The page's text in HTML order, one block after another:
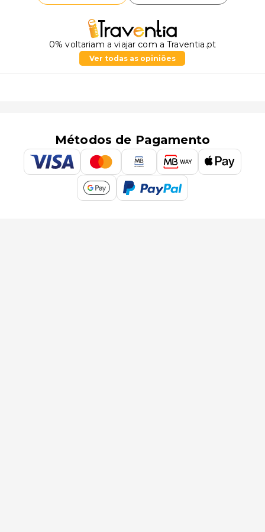
0% voltariam a viajar com a Traventia.pt
Ver todas as opiniões
Métodos de Pagamento